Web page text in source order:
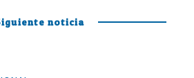
noticia